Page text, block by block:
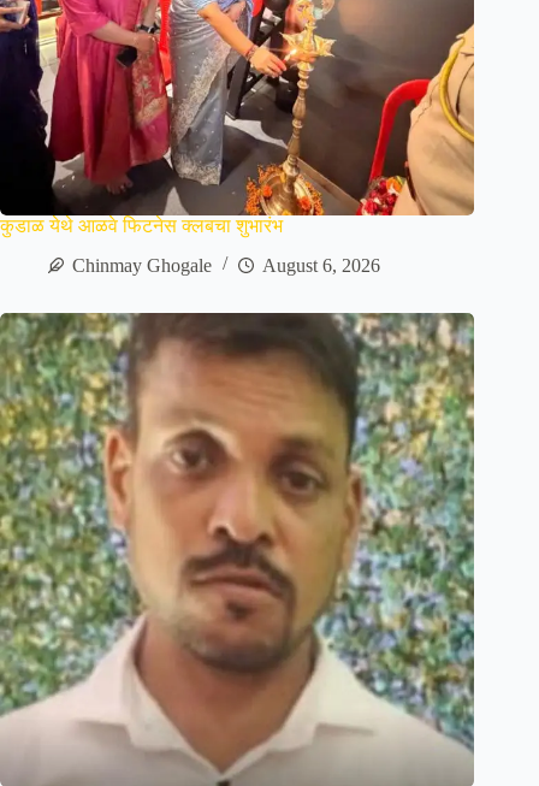
कुडाळ येथे आळवे फिटनेस क्लबचा शुभारंभ
Chinmay Ghogale
August 6, 2026